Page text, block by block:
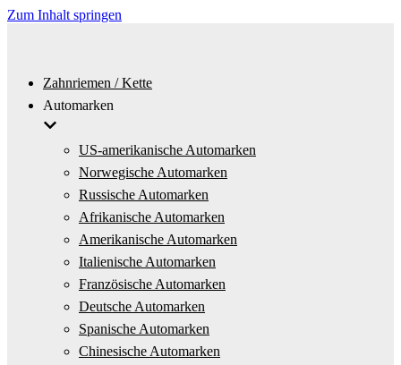
Zum Inhalt springen
Zahnriemen / Kette
Automarken
US-amerikanische Automarken
Norwegische Automarken
Russische Automarken
Afrikanische Automarken
Amerikanische Automarken
Italienische Automarken
Französische Automarken
Deutsche Automarken
Spanische Automarken
Chinesische Automarken